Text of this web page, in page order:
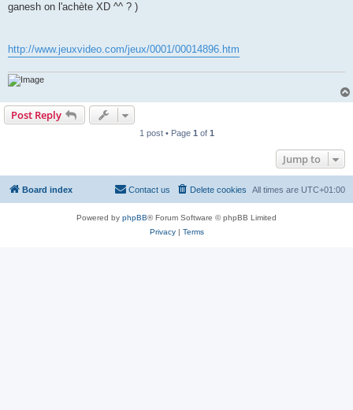
ganesh on l'achète XD ^^ ? )
http://www.jeuxvideo.com/jeux/0001/00014896.htm
Post Reply
1 post • Page 1 of 1
Jump to
Board index All times are UTC+01:00
Delete cookies
Contact us
Powered by phpBB® Forum Software © phpBB Limited
Privacy| Terms